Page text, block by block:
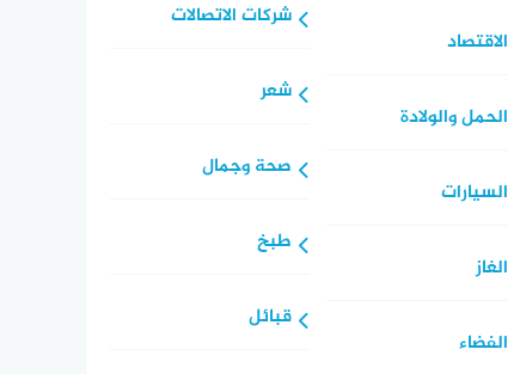
الاقتصاد
الحمل والولادة
السيارات
الغاز
الفضاء
شركات الاتصالات
شعر
صحة وجمال
طبخ
قبائل